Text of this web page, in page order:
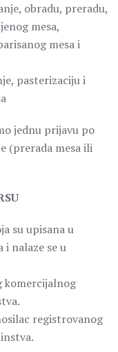
obradu, preradu,
mesa,
mesa i
pasterizaciju i
jednu prijavu po
(prerada mesa ili
su upisana u
nalaze se u
komercijalnog
registrovanog